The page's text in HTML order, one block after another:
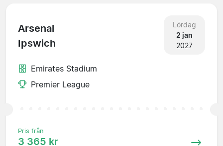
Arsenal
Ipswich
Lördag
2 jan
2027
Emirates Stadium
Premier League
Pris från
3 365 kr